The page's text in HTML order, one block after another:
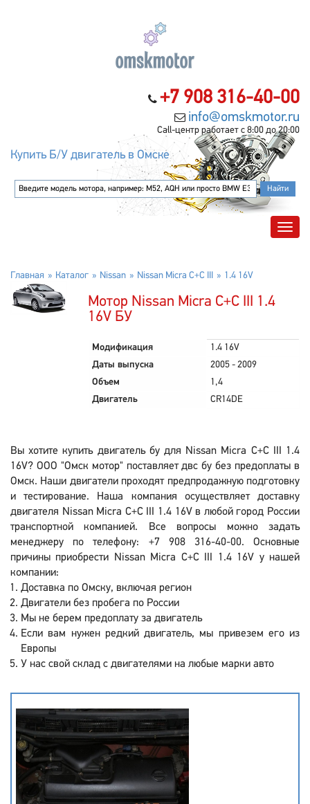
+7 908 316-40-00
info@omskmotor.ru
Call-центр работает с 8:00 до 20:00
Купить Б/У двигатель в Омске
Главная Каталог Nissan Nissan Micra C+C III 1.4 16V
Мотор Nissan Micra C+C III 1.4
16V БУ
Модификация
1.4 16V
Даты выпуска
2005 - 2009
Объем
1,4
Двигатель
CR14DE
Вы хотите купить двигатель бу для Nissan Micra C+C III 1.4
16V? ООО "Омск мотор" поставляет двс бу без предоплаты в
Омск. Наши двигатели проходят предпродажную подготовку
и тестирование. Наша компания осуществляет доставку
двигателя Nissan Micra C+C III 1.4 16V в любой город России
транспортной компанией. Все вопросы можно задать
менеджеру по телефону: +7 908 316-40-00. Основные
причины приобрести Nissan Micra C+C III 1.4 16V у нашей
компании:
Доставка по Омску, включая регион
Двигатели без пробега по России
Мы не берем предоплату за двигатель
Если вам нужен редкий двигатель, мы привезем его из
Европы
У нас свой склад с двигателями на любые марки авто